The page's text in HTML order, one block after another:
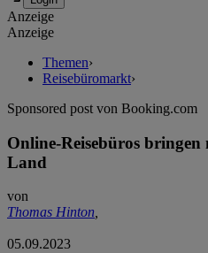
Anzeige
Anzeige
Themen›
Reisebüromarkt›
Sponsored post von Booking.com
Online-Reisebüros bringen
Land
von
Thomas Hinton,
05.09.2023